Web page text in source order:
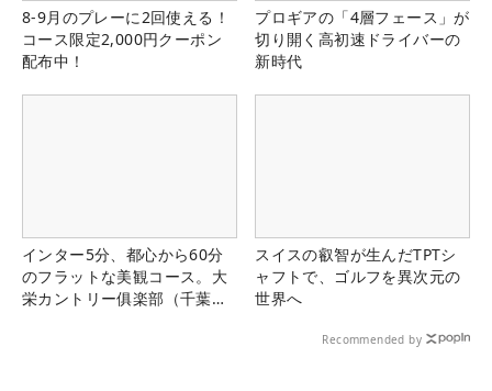
8-9月のプレーに2回使える！
コース限定2,000円クーポン
配布中！
プロギアの「4層フェース」が
切り開く高初速ドライバーの
新時代
インター5分、都心から60分
のフラットな美観コース。大
栄カントリー俱楽部（千葉
スイスの叡智が生んだTPTシ
ャフトで、ゴルフを異次元の
世界へ
Recommended by